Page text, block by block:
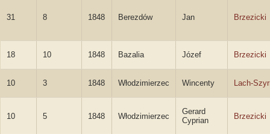
31 8 1848 Berezdów Jan Brzezicki
18 10 1848 Bazalia Józef Brzezicki
10 3 1848 Włodzimierzec Wincenty Lach-
10 5 1848 Włodzimierzec
Gerard
Cyprian
Brzezicki